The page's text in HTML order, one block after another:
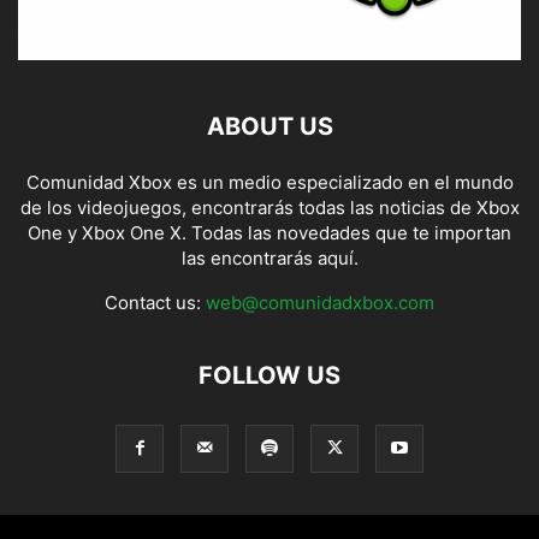
ABOUT US
Comunidad Xbox es un medio especializado en el mundo
de los videojuegos, encontrarás todas las noticias de Xbox
One y Xbox One X. Todas las novedades que te importan
las encontrarás aquí.
Contact us: web@comunidadxbox.com
FOLLOW US